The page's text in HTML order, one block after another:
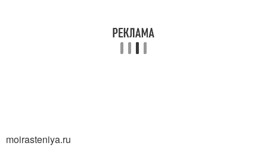
moirasteniya.ru